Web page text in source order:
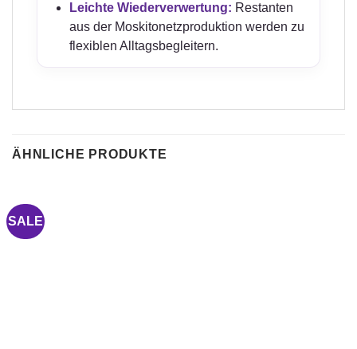
Leichte Wiederverwertung: Restanten
aus der Moskitonetzproduktion werden zu
flexiblen Alltagsbegleitern.
ÄHNLICHE PRODUKTE
SALE